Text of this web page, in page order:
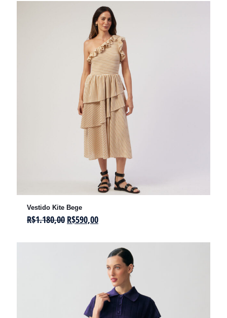
Vestido Kite Bege
R$1.180,00 R$590,00